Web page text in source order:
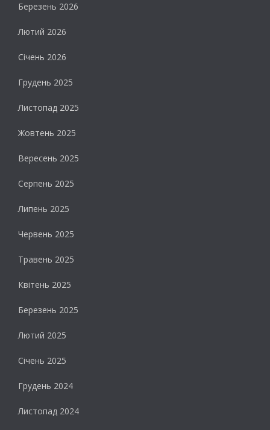
Березень 2026
Лютий 2026
Січень 2026
Грудень 2025
Листопад 2025
Жовтень 2025
Вересень 2025
Серпень 2025
Липень 2025
Червень 2025
Травень 2025
Квітень 2025
Березень 2025
Лютий 2025
Січень 2025
Грудень 2024
Листопад 2024